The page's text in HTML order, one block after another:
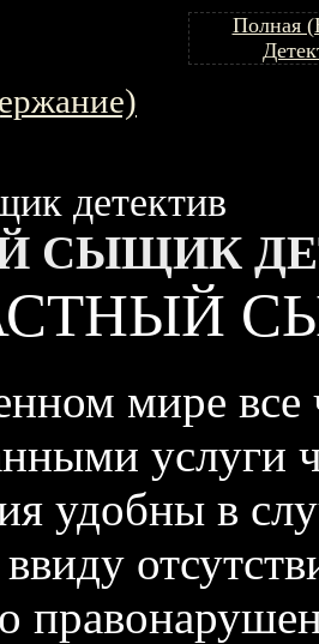
Полная
детектив
СЫЩИК
мире все
услуги
удобны в